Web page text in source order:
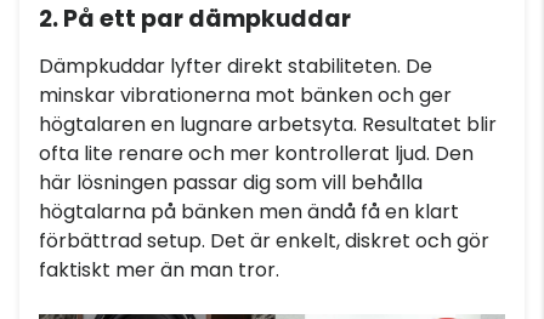
2. På ett par dämpkuddar
Dämpkuddar lyfter direkt stabiliteten. De
minskar vibrationerna mot bänken och ger
högtalaren en lugnare arbetsyta. Resultatet blir
ofta lite renare och mer kontrollerat ljud. Den
här lösningen passar dig som vill behålla
högtalarna på bänken men ändå få en klart
förbättrad setup. Det är enkelt, diskret och gör
faktiskt mer än man tror.